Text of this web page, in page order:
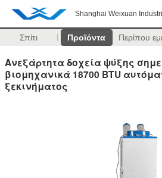
Shanghai Weixuan
Σπίτι Προϊόντα Περίπου
Ανεξάρτητα δοχεία ψύξης
βιομηχανικά 18700 BTU
ξεκινήματος